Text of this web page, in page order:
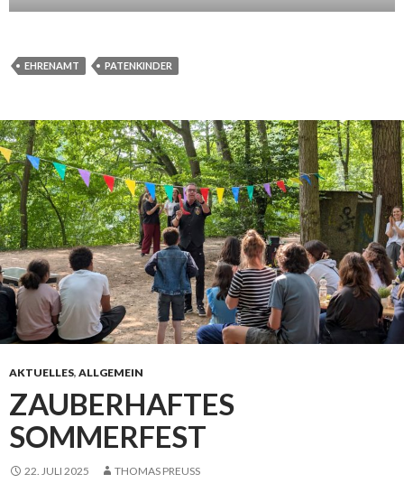
EHRENAMT PATENKINDER
AKTUELLES, ALLGEMEIN
ZAUBERHAFTES
SOMMERFEST
22. JULI 2025 THOMAS PREUSS